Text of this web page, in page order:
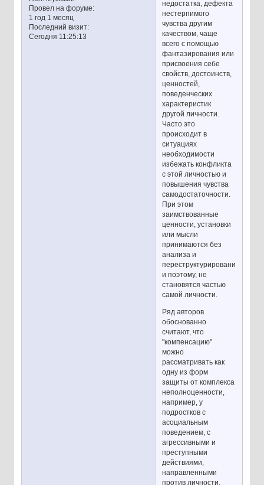
Провел на форуме:
1 год 1 месяц
Последний визит:
Сегодня 11:25:13
недостатка, дефекта
нестерпимого
чувства другим
качеством, чаще
всего с помощью
фантазирования или
присвоения себе
свойств, достоинств,
ценностей,
поведенческих
характеристик
другой личности.
Часто это
происходит в
ситуациях
необходимости
избежать конфликта
с этой личностью и
повышения чувства
самодостаточности.
При этом
заимствованные
ценности, установки
или мысли
принимаются без
анализа и
переструктурирования
и поэтому, не
становятся частью
самой личности.
Ряд авторов
обоснованно
считают, что
"компенсацию"
можно
рассматривать как
одну из форм
защиты от комплекса
неполноценности,
например, у
подростков с
асоциальным
поведением, с
агрессивными и
преступными
действиями,
направленными
против личности.